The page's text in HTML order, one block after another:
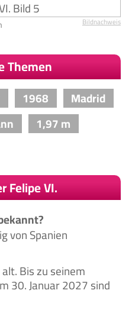
Bildnachweis
Themen
1968
Madrid
1,97 m
Felipe VI.
von Spanien
Bis zu seinem
30. Januar 2027 sind